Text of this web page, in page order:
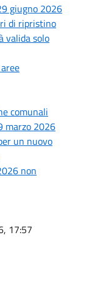
giugno 2026
di ripristino
valida solo
comunali
marzo 2026
un nuovo
non
17:57